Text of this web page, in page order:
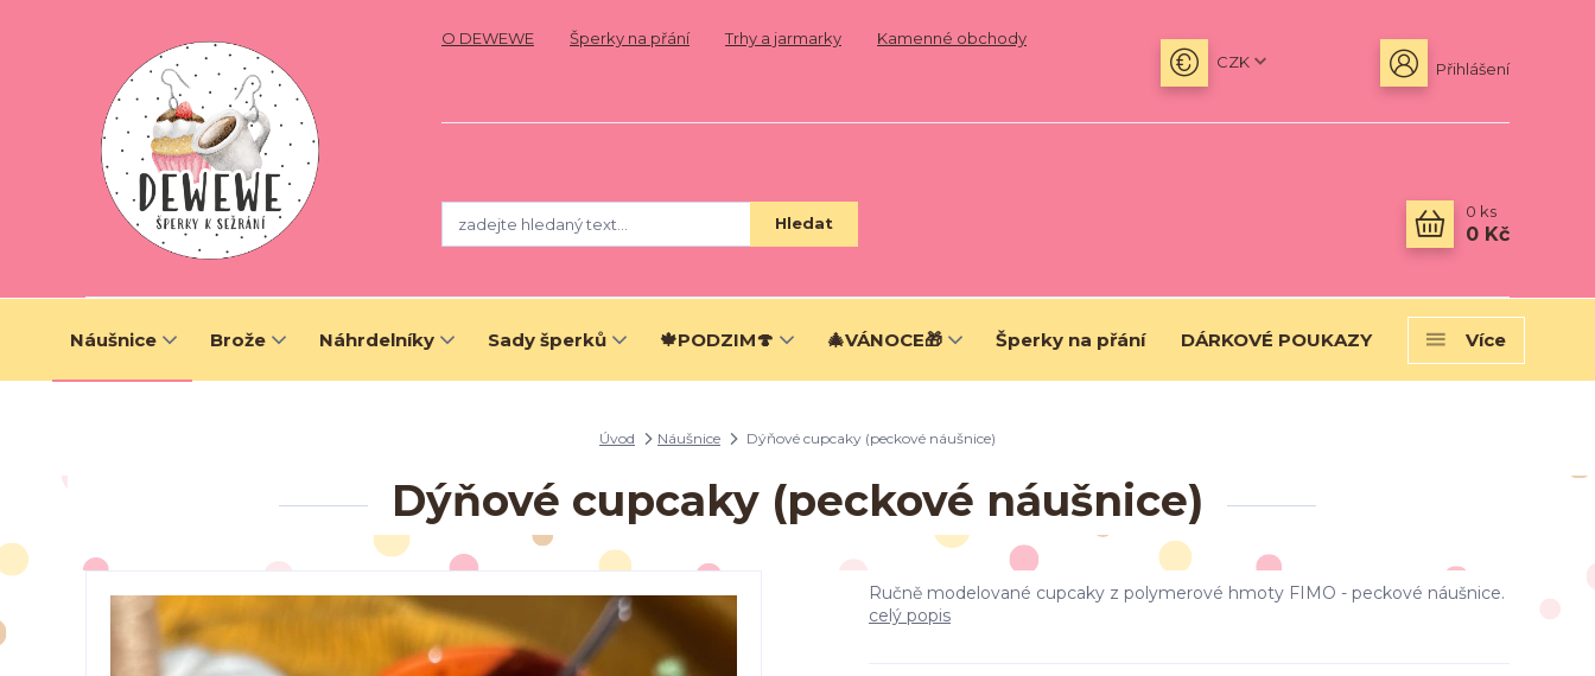
O DEWEWE Šperky na přání Trhy a jarmarky
Kamenné obchody
CZK
Přihlášení
Hledat
0 ks
0 Kč
Náušnice Brože Náhrdelníky Sady šperků 🍁PODZIM🍄 🎄VÁNOCE🎁 Šperky na přání DÁRKOVÉ POUKAZY Více
Úvod Náušnice Dýňové cupcaky (peckové náušnice)
Dýňové cupcaky (peckové náušnice)
Ručně modelované cupcaky z polymerové hmoty FIMO - peckové náušnice.
celý popis